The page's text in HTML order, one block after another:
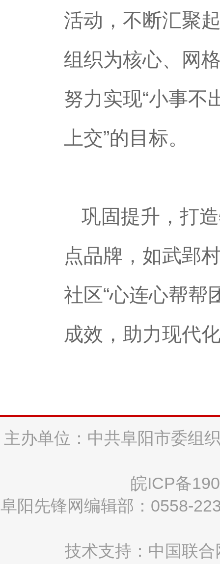
活动，不断汇聚
组织为核心、网
努力实现“小事不
上交”的目标。
巩固提升，打
点品牌，如武郢
社区“心连心帮帮
成效，助力现代
主办单位：中共阜阳市委组
皖ICP备
阜阳先锋网编辑部：0558-
技术支持：中国联